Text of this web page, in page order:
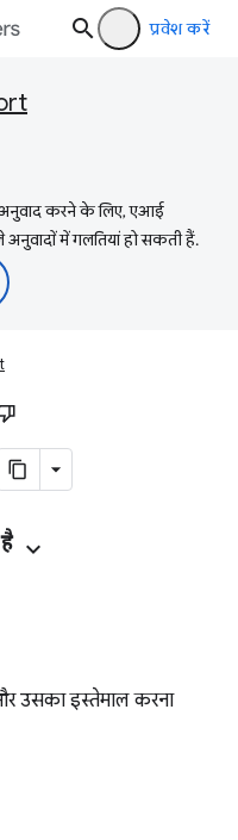
प्रवेश करें
करने के लिए, एआई
में गलतियां हो सकती हैं.
उसका इस्तेमाल करना